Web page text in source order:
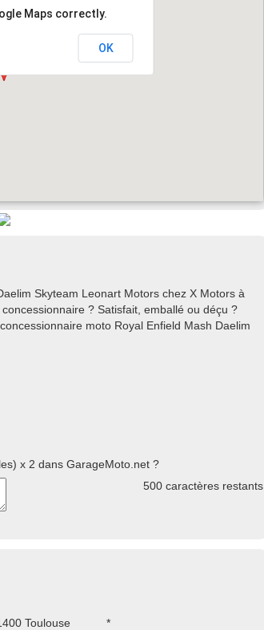
Maps correctly.
OK
Skyteam Leonart Motors chez X Motors à
? Satisfait, emballé ou déçu ?
moto Royal Enfield Mash Daelim
x 2 dans GarageMoto.net ?
500 caractères restants
Toulouse *